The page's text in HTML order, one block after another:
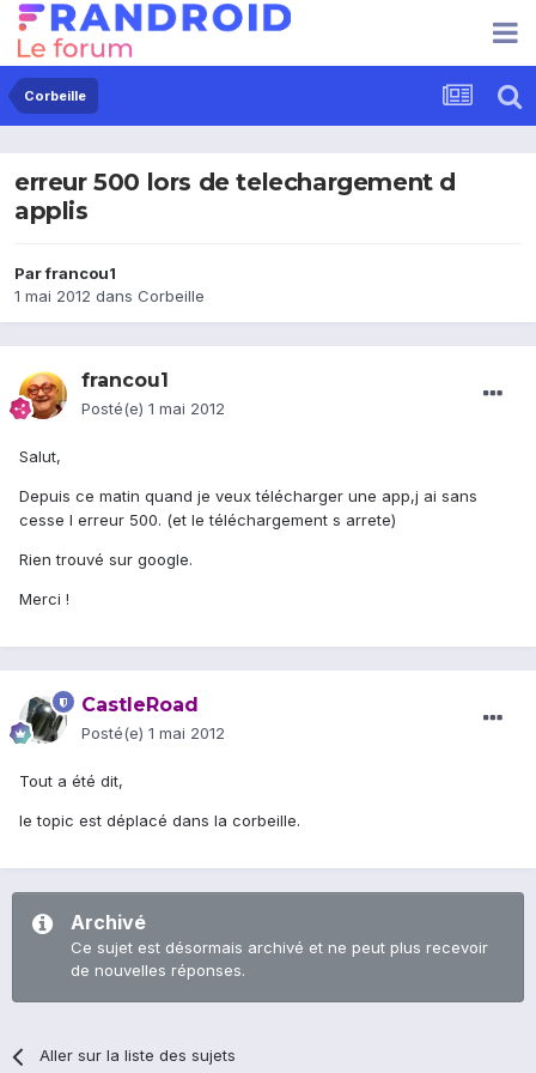
Corbeille
erreur 500 lors de telechargement d
applis
Parfrancou1
1 mai 2012 dans Corbeille
francou1
Posté(e) 1 mai 2012
Salut,
Depuis ce matin quand je veux télécharger une app,j ai sans
cesse l erreur 500. (et le téléchargement s arrete)
Rien trouvé sur google.
Merci !
CastleRoad
Posté(e) 1 mai 2012
Tout a été dit,
le topic est déplacé dans la corbeille.
Archivé
Ce sujet est désormais archivé et ne peut plus recevoir
de nouvelles réponses.
Aller sur la liste des sujets